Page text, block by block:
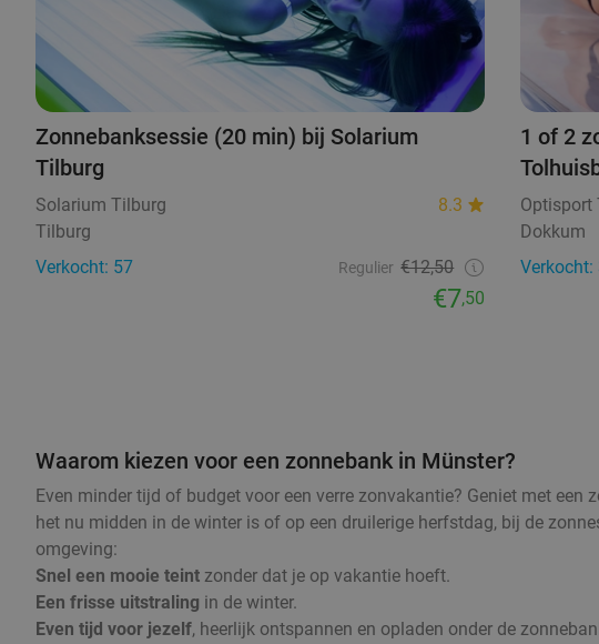
Zonnebanksessie (20 min) bij Solarium
Tilburg
Solarium Tilburg
8.3
Tilburg
Verkocht: 57
Regulier €12,50
€7,50
1 of 2
Optisport
Dokkum
Verkocht:
Waarom kiezen voor een zonnebank in Münster?
Even minder tijd of budget voor een verre zonvakantie? Geniet met
het nu midden in de winter is of op een druilerige herfstdag, bij de
omgeving:
Snel een mooie teint zonder dat je op vakantie hoeft.
Een frisse uitstraling in de winter.
Even tijd voor jezelf, heerlijk ontspannen en opladen onder de